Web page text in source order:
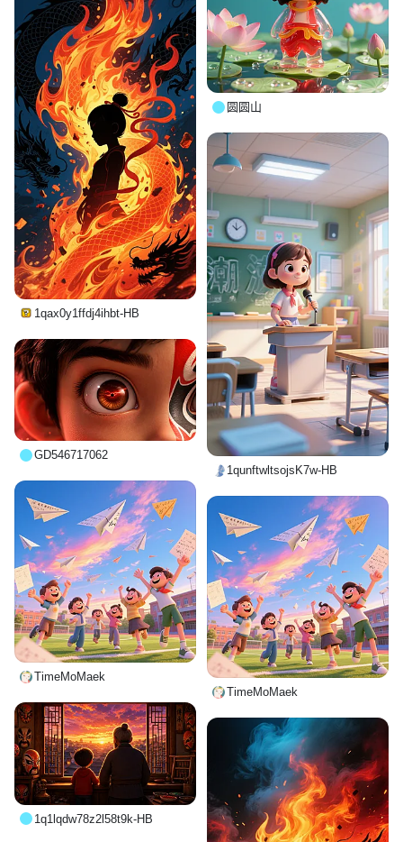
圆圆山
1qax0y1ffdj4ihbt-HB
1qunftwltsojsK7w-HB
GD546717062
TimeMoMaek
TimeMoMaek
1q1lqdw78z2l58t9k-HB